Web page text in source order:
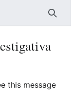
this message